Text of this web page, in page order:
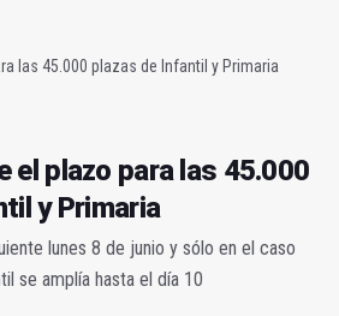
las 45.000 plazas de Infantil y Primaria
el plazo para las 45.000
y Primaria
lunes 8 de junio y sólo en el caso
se amplía hasta el día 10